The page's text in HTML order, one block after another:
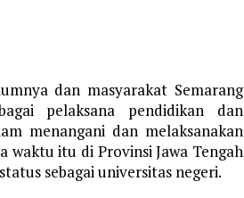
dan masyarakat Semarang
pelaksana pendidikan dan
menangani dan melaksanakan
waktu itu di Provinsi Jawa Tengah
sebagai universitas negeri.